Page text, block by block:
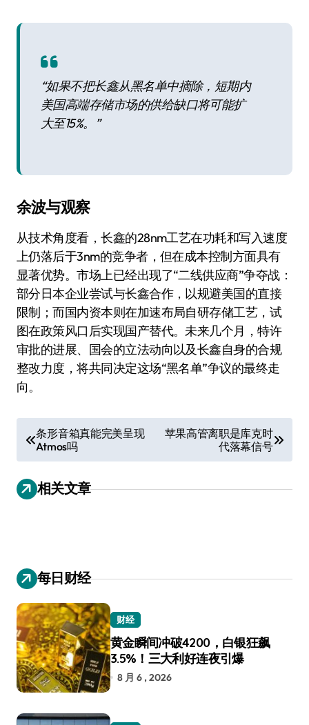
“如果不把长鑫从黑名单中摘除，短期内
美国高端存储市场的供给缺口将可能扩
大至15%。”
余波与观察
从技术角度看，长鑫的28nm工艺在功耗和写入速度
上仍落后于3nm的竞争者，但在成本控制方面具有
显著优势。市场上已经出现了“二线供应商”争夺战：
部分日本企业尝试与长鑫合作，以规避美国的直接
限制；而国内资本则在加速布局自研存储工艺，试
图在政策风口后实现国产替代。未来几个月，特许
审批的进展、国会的立法动向以及长鑫自身的合规
整改力度，将共同决定这场“黑名单”争议的最终走
向。
章
导
航
条形音箱真能完美呈现
Atmos吗
苹果高管离职是库克时
代落幕信号
相关文章
每日财经
财经
黄金瞬间冲破4200，白银狂飙
3.5%！三大利好连夜引爆
8 月 6 , 2026